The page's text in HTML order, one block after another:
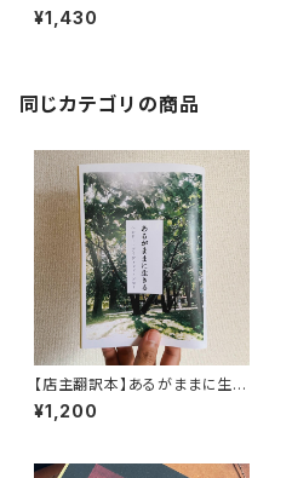
¥1,430
同じカテゴリの商品
【店主翻訳本】あるがままに生き
る（moonlight books vol.2）
¥1,200